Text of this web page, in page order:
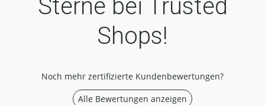
Sterne bei Trusted
Shops!
Noch mehr zertifizierte Kundenbewertungen?
Alle Bewertungen anzeigen